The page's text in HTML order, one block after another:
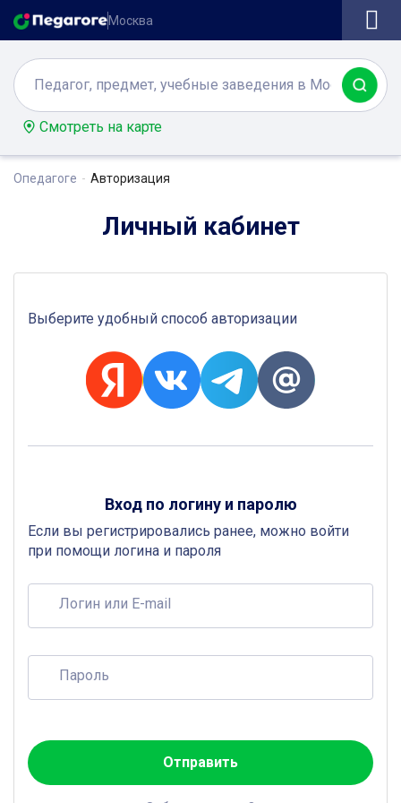
Москва
Смотреть на карте
Опедагоге Авторизация
Личный кабинет
Выберите удобный способ авторизации
Вход по логину и паролю
Если вы регистрировались ранее, можно войти
при помощи логина и пароля
Логин или E-mail
Пароль
Отправить